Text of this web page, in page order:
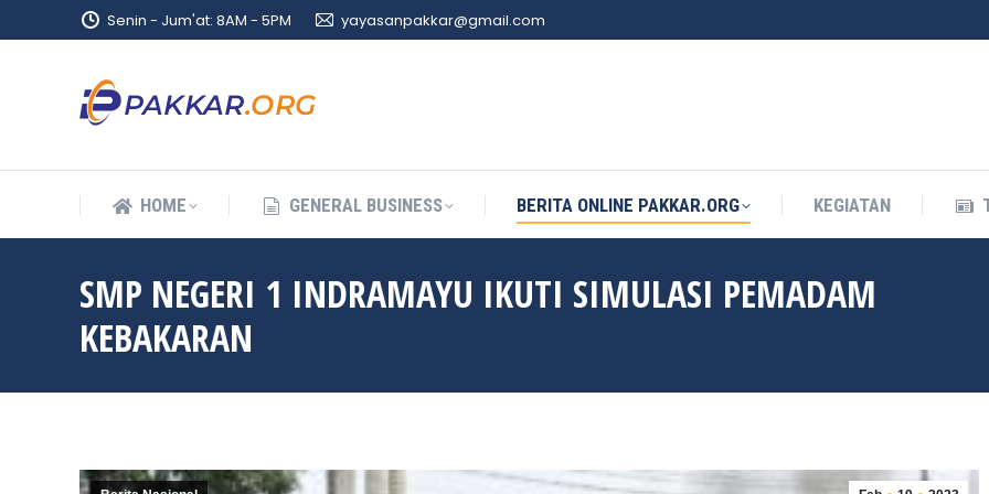
Senin - Jum'at: 8AM - 5PM yayasanpakkar@gmail.com
HOME GENERAL BUSINESS BERITA ONLINE PAKKAR.ORG KEGIATAN
SMP NEGERI 1 INDRAMAYU IKUTI SIMULASI PEMADAM
KEBAKARAN
HOME GENERAL BUSINESS BERITA ONLINE PAKKAR.ORG KEGIATAN